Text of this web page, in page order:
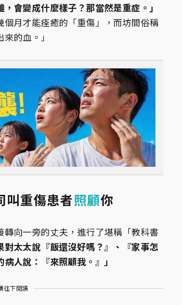
會變成什麼樣子？那當然是重症。」
月才能痊癒的「重傷」，而坊間俗稱
的血。」
叫重傷患者照顧你
向一旁的丈夫，進行了堪稱「教科書
對太太說『飯還沒好嗎？』、『家事怎
人說：『來照顧我。』」
往下閱讀